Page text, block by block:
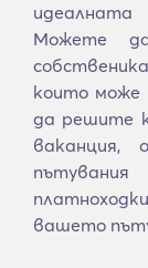
Можете
които
да решите
ваканция,
вашето